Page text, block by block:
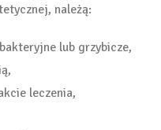
należą:
lub grzybicze,
leczenia,